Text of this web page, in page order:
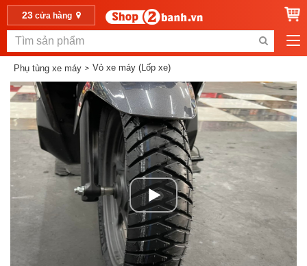
23cửa hàng
Phụ tùng xe máy Vỏ xe máy (Lốp xe)